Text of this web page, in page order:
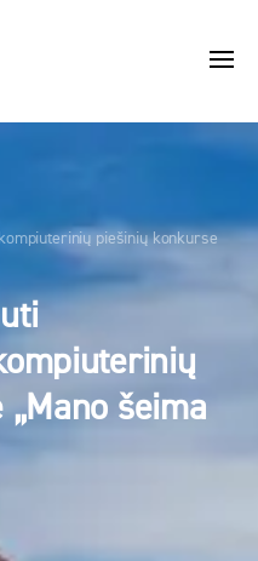
piešinių konkurse
šeima